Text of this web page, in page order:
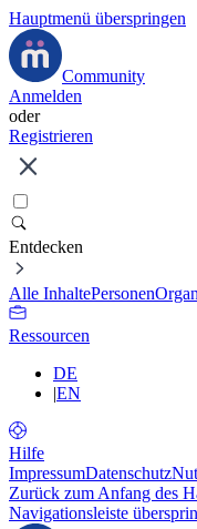
Hauptmenü überspringen
Community
Anmelden
oder
Registrieren
Entdecken
Alle InhaltePersonen
Ressourcen
DE
|EN
Hilfe
ImpressumDatenschutz
Zurück zum Anfang des
Navigationsleiste